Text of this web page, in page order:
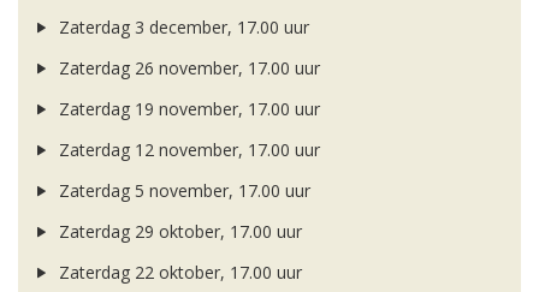
Zaterdag 3 december, 17.00 uur
Zaterdag 26 november, 17.00 uur
Zaterdag 19 november, 17.00 uur
Zaterdag 12 november, 17.00 uur
Zaterdag 5 november, 17.00 uur
Zaterdag 29 oktober, 17.00 uur
Zaterdag 22 oktober, 17.00 uur